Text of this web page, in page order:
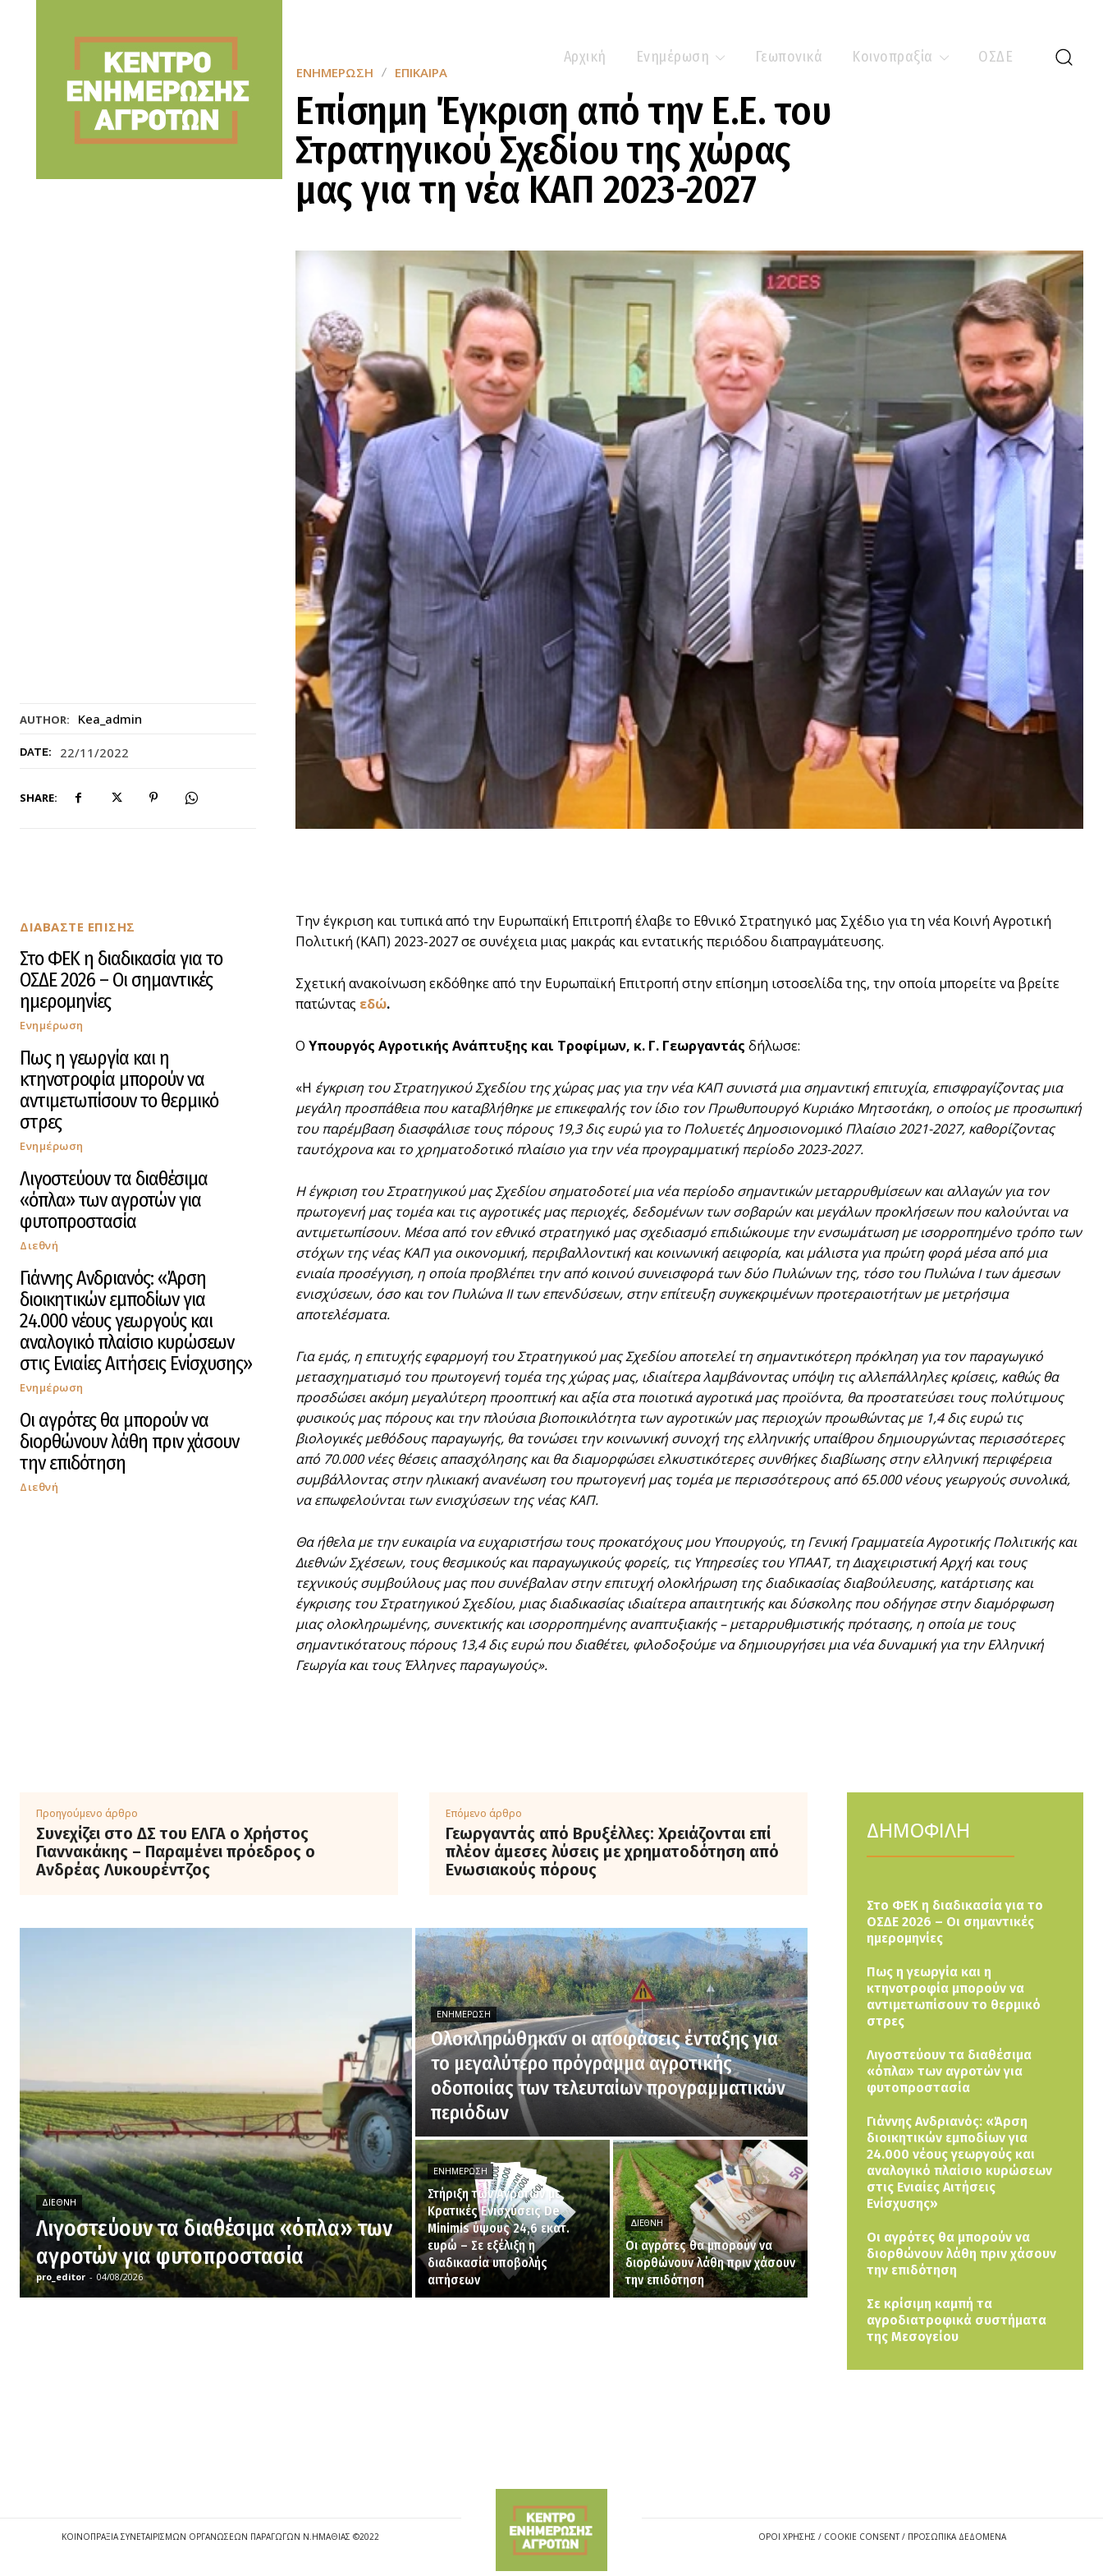
Αρχική Ενημέρωση Γεωπονικά Κοινοπραξία ΟΣΔΕ
AUTHOR: Kea_admin
DATE: 22/11/2022
SHARE:
ΕΝΗΜΈΡΩΣΗ ΕΠΊΚΑΙΡΑ
Επίσημη Έγκριση από την Ε.Ε. του
Στρατηγικού Σχεδίου της χώρας
μας για τη νέα ΚΑΠ 2023-2027
ΔΙΑΒΑΣΤΕ ΕΠΙΣΗΣ
Στο ΦΕΚ η διαδικασία για το
ΟΣΔΕ 2026 – Οι σημαντικές
ημερομηνίες
Ενημέρωση
Πως η γεωργία και η
κτηνοτροφία μπορούν να
αντιμετωπίσουν το θερμικό
στρες
Ενημέρωση
Λιγοστεύουν τα διαθέσιμα
«όπλα» των αγροτών για
φυτοπροστασία
Διεθνή
Γιάννης Ανδριανός: «Άρση
διοικητικών εμποδίων για
24.000 νέους γεωργούς και
αναλογικό πλαίσιο κυρώσεων
στις Ενιαίες Αιτήσεις Ενίσχυσης»
Ενημέρωση
Οι αγρότες θα μπορούν να
διορθώνουν λάθη πριν χάσουν
την επιδότηση
Διεθνή
Την έγκριση και τυπικά από την Ευρωπαϊκή Επιτροπή έλαβε το Εθνικό Στρατηγικό μας Σχέδιο για τη νέα Κοινή Αγροτική
Πολιτική (ΚΑΠ) 2023-2027 σε συνέχεια μιας μακράς και εντατικής περιόδου διαπραγμάτευσης.
Σχετική ανακοίνωση εκδόθηκε από την Ευρωπαϊκή Επιτροπή στην επίσημη ιστοσελίδα της, την οποία μπορείτε να βρείτε
πατώντας εδώ.
Ο Υπουργός Αγροτικής Ανάπτυξης και Τροφίμων, κ. Γ. Γεωργαντάς δήλωσε:
«Η έγκριση του Στρατηγικού Σχεδίου της χώρας μας για την νέα ΚΑΠ συνιστά μια σημαντική επιτυχία, επισφραγίζοντας μια
μεγάλη προσπάθεια που καταβλήθηκε με επικεφαλής τον ίδιο τον Πρωθυπουργό Κυριάκο Μητσοτάκη, ο οποίος με προσωπική
του παρέμβαση διασφάλισε τους πόρους 19,3 δις ευρώ για το Πολυετές Δημοσιονομικό Πλαίσιο 2021-2027, καθορίζοντας
ταυτόχρονα και το χρηματοδοτικό πλαίσιο για την νέα προγραμματική περίοδο 2023-2027.
Η έγκριση του Στρατηγικού μας Σχεδίου σηματοδοτεί μια νέα περίοδο σημαντικών μεταρρυθμίσεων και αλλαγών για τον
πρωτογενή μας τομέα και τις αγροτικές μας περιοχές, δεδομένων των σοβαρών και μεγάλων προκλήσεων που καλούνται να
αντιμετωπίσουν. Μέσα από τον εθνικό στρατηγικό μας σχεδιασμό επιδιώκουμε την ενσωμάτωση με ισορροπημένο τρόπο των
στόχων της νέας ΚΑΠ για οικονομική, περιβαλλοντική και κοινωνική αειφορία, και μάλιστα για πρώτη φορά μέσα από μια
ενιαία προσέγγιση, η οποία προβλέπει την από κοινού συνεισφορά των δύο Πυλώνων της, τόσο του Πυλώνα Ι των άμεσων
ενισχύσεων, όσο και τον Πυλώνα ΙΙ των επενδύσεων, στην επίτευξη συγκεκριμένων προτεραιοτήτων με μετρήσιμα
αποτελέσματα.
Για εμάς, η επιτυχής εφαρμογή του Στρατηγικού μας Σχεδίου αποτελεί τη σημαντικότερη πρόκληση για τον παραγωγικό
μετασχηματισμό του πρωτογενή τομέα της χώρας μας, ιδιαίτερα λαμβάνοντας υπόψη τις αλλεπάλληλες κρίσεις, καθώς θα
προσδώσει ακόμη μεγαλύτερη προοπτική και αξία στα ποιοτικά αγροτικά μας προϊόντα, θα προστατεύσει τους πολύτιμους
φυσικούς μας πόρους και την πλούσια βιοποικιλότητα των αγροτικών μας περιοχών προωθώντας με 1,4 δις ευρώ τις
βιολογικές μεθόδους παραγωγής, θα τονώσει την κοινωνική συνοχή της ελληνικής υπαίθρου δημιουργώντας περισσότερες
από 70.000 νέες θέσεις απασχόλησης και θα διαμορφώσει ελκυστικότερες συνθήκες διαβίωσης στην ελληνική περιφέρεια
συμβάλλοντας στην ηλικιακή ανανέωση του πρωτογενή μας τομέα με περισσότερους από 65.000 νέους γεωργούς συνολικά,
να επωφελούνται των ενισχύσεων της νέας ΚΑΠ.
Θα ήθελα με την ευκαιρία να ευχαριστήσω τους προκατόχους μου Υπουργούς, τη Γενική Γραμματεία Αγροτικής Πολιτικής και
Διεθνών Σχέσεων, τους θεσμικούς και παραγωγικούς φορείς, τις Υπηρεσίες του ΥΠΑΑΤ, τη Διαχειριστική Αρχή και τους
τεχνικούς συμβούλους μας που συνέβαλαν στην επιτυχή ολοκλήρωση της διαδικασίας διαβούλευσης, κατάρτισης και
έγκρισης του Στρατηγικού Σχεδίου, μιας διαδικασίας ιδιαίτερα απαιτητικής και δύσκολης που οδήγησε στην διαμόρφωση
μιας ολοκληρωμένης, συνεκτικής και ισορροπημένης αναπτυξιακής – μεταρρυθμιστικής πρότασης, η οποία με τους
σημαντικότατους πόρους 13,4 δις ευρώ που διαθέτει, φιλοδοξούμε να δημιουργήσει μια νέα δυναμική για την Ελληνική
Γεωργία και τους Έλληνες παραγωγούς».
Προηγούμενο άρθρο
Συνεχίζει στο ΔΣ του ΕΛΓΑ ο Χρήστος
Γιαννακάκης – Παραμένει πρόεδρος ο
Ανδρέας Λυκουρέντζος
Επόμενο άρθρο
Γεωργαντάς από Βρυξέλλες: Χρειάζονται επί
πλέον άμεσες λύσεις με χρηματοδότηση από
Ενωσιακούς πόρους
ΔΙΕΘΝΉ
Λιγοστεύουν τα διαθέσιμα «όπλα» των
αγροτών για φυτοπροστασία
pro_editor - 04/08/2026
ΕΝΗΜΈΡΩΣΗ
Ολοκληρώθηκαν οι αποφάσεις ένταξης για
το μεγαλύτερο πρόγραμμα αγροτικής
οδοποιίας των τελευταίων προγραμματικών
περιόδων
ΕΝΗΜΈΡΩΣΗ
Στήριξη των Αγροτών με
Κρατικές Ενισχύσεις De
Minimis ύψους 24,6 εκατ.
ευρώ – Σε εξέλιξη η
διαδικασία υποβολής
αιτήσεων
ΔΙΕΘΝΉ
Οι αγρότες θα μπορούν να
διορθώνουν λάθη πριν χάσουν
την επιδότηση
ΔΗΜΟΦΙΛΗ
Στο ΦΕΚ η διαδικασία για το
ΟΣΔΕ 2026 – Οι σημαντικές
ημερομηνίες
Πως η γεωργία και η
κτηνοτροφία μπορούν να
αντιμετωπίσουν το θερμικό
στρες
Λιγοστεύουν τα διαθέσιμα
«όπλα» των αγροτών για
φυτοπροστασία
Γιάννης Ανδριανός: «Άρση
διοικητικών εμποδίων για
24.000 νέους γεωργούς και
αναλογικό πλαίσιο κυρώσεων
στις Ενιαίες Αιτήσεις
Ενίσχυσης»
Οι αγρότες θα μπορούν να
διορθώνουν λάθη πριν χάσουν
την επιδότηση
Σε κρίσιμη καμπή τα
αγροδιατροφικά συστήματα
της Μεσογείου
ΚΟΙΝΟΠΡΑΞΙΑ ΣΥΝΕΤΑΙΡΙΣΜΩΝ ΟΡΓΑΝΩΣΕΩΝ ΠΑΡΑΓΩΓΩΝ Ν.ΗΜΑΘΙΑΣ ©2022 ΟΡΟΙ ΧΡΗΣΗΣ / COOKIE CONSENT / ΠΡΟΣΩΠΙΚΑ ΔΕΔΟΜΕΝΑ